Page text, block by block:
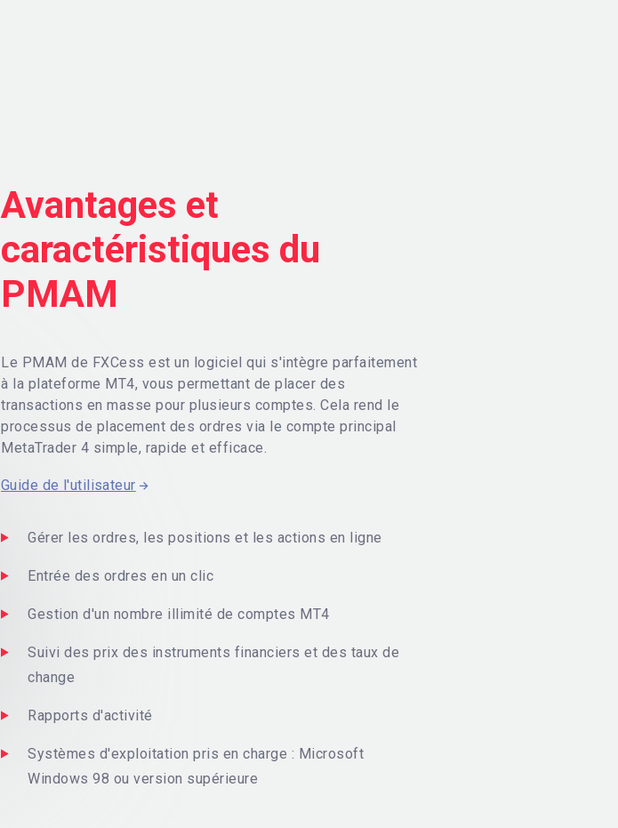
Avantages et
caractéristiques du
PMAM
Le PMAM de FXCess est un logiciel qui s'intègre parfaitement
à la plateforme MT4, vous permettant de placer des
transactions en masse pour plusieurs comptes. Cela rend le
processus de placement des ordres via le compte principal
MetaTrader 4 simple, rapide et efficace.
Guide de l'utilisateur
Gérer les ordres, les positions et les actions en ligne
Entrée des ordres en un clic
Gestion d'un nombre illimité de comptes MT4
Suivi des prix des instruments financiers et des taux de
change
Rapports d'activité
Systèmes d'exploitation pris en charge : Microsoft
Windows 98 ou version supérieure